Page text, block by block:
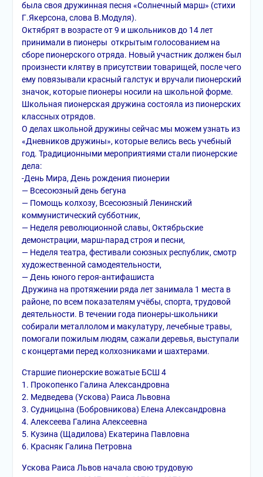
была своя дружинная песня «Солнечный марш» (стихи
Г.Якерсона, слова В.Модуля).
Октябрят в возрасте от 9 и школьников до 14 лет
принимали в пионеры открытым голосованием на
сборе пионерского отряда. Новый участник должен был
произнести клятву в присутствии товарищей, после чего
ему повязывали красный галстук и вручали пионерский
значок, которые пионеры носили на школьной форме.
Школьная пионерская дружина состояла из пионерских
классных отрядов.
О делах школьной дружины сейчас мы можем узнать из
«Дневников дружины», которые велись весь учебный
год. Традиционными мероприятиями стали пионерские
дела:
-День Мира, День рождения пионерии
— Всесоюзный день бегуна
— Помощь колхозу, Всесоюзный Ленинский
коммунистический субботник,
— Неделя революционной славы, Октябрьские
демонстрации, марш-парад строя и песни,
— Неделя театра, фестивали союзных республик, смотр
художественной самодеятельности,
— День юного героя-антифашиста
Дружина на протяжении ряда лет занимала 1 места в
районе, по всем показателям учёбы, спорта, трудовой
деятельности. В течении года пионеры-школьники
собирали металлолом и макулатуру, лечебные травы,
помогали пожилым людям, сажали деревья, выступали
с концертами перед колхозниками и шахтерами.
Старшие пионерские вожатые БСШ 4
1. Прокопенко Галина Александровна
2. Медведева (Ускова) Раиса Львовна
3. Судницына (Бобровникова) Елена Александровна
4. Алексеева Галина Алексеевна
5. Кузина (Щадилова) Екатерина Павловна
6. Красняк Галина Петровна
Ускова Раиса Львов начала свою трудовую